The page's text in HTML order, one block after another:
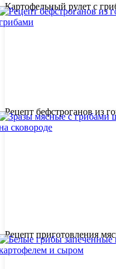
Картофельный рулет с
Рецепт бефстроганов из
Рецепт приготовления